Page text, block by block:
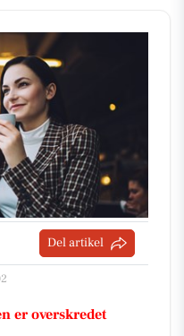
Del artikel
er overskredet